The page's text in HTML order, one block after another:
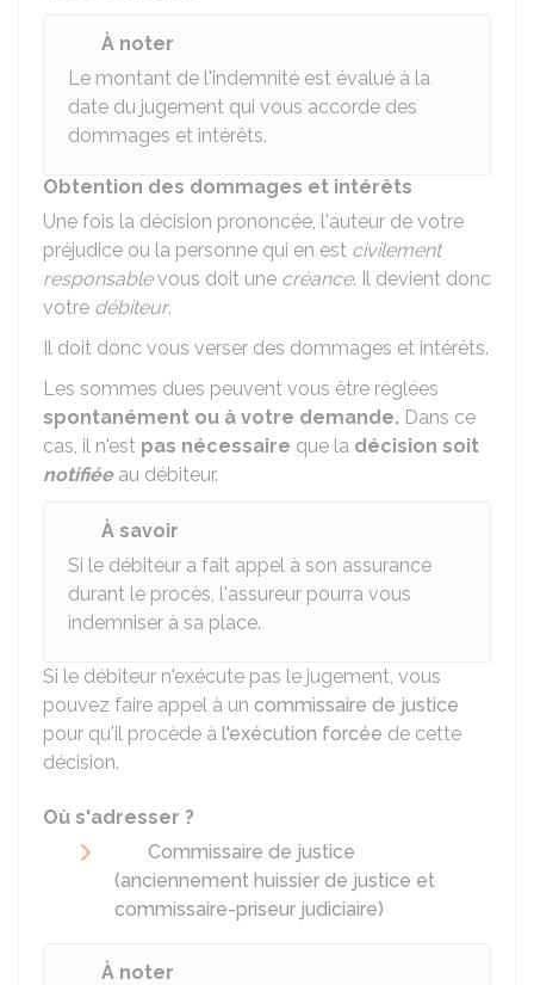
À noter
Le montant de l'indemnité est évalué à la
date du jugement qui vous accorde des
dommages et intérêts.
Obtention des dommages et intérêts
Une fois la décision prononcée, l'auteur de votre
préjudice ou la personne qui en est civilement
responsablevous doit une créance. Il devient donc
votre débiteur.
Il doit donc vous verser des dommages et intérêts.
Les sommes dues peuvent vous être réglées
spontanément ou à votre demande. Dans ce
cas, il n'est pas nécessaire que la décision soit
notifiée au débiteur.
À savoir
Si le débiteur a fait appel à son assurance
durant le procès, l'assureur pourra vous
indemniser à sa place.
Si le débiteur n'exécute pas le jugement, vous
pouvez faire appel à un commissaire de justice
pour qu'il procède à l'exécution forcée de cette
décision.
Où s'adresser ?
Commissaire de justice
(anciennement huissier de justice et
commissaire-priseur judiciaire)
À noter